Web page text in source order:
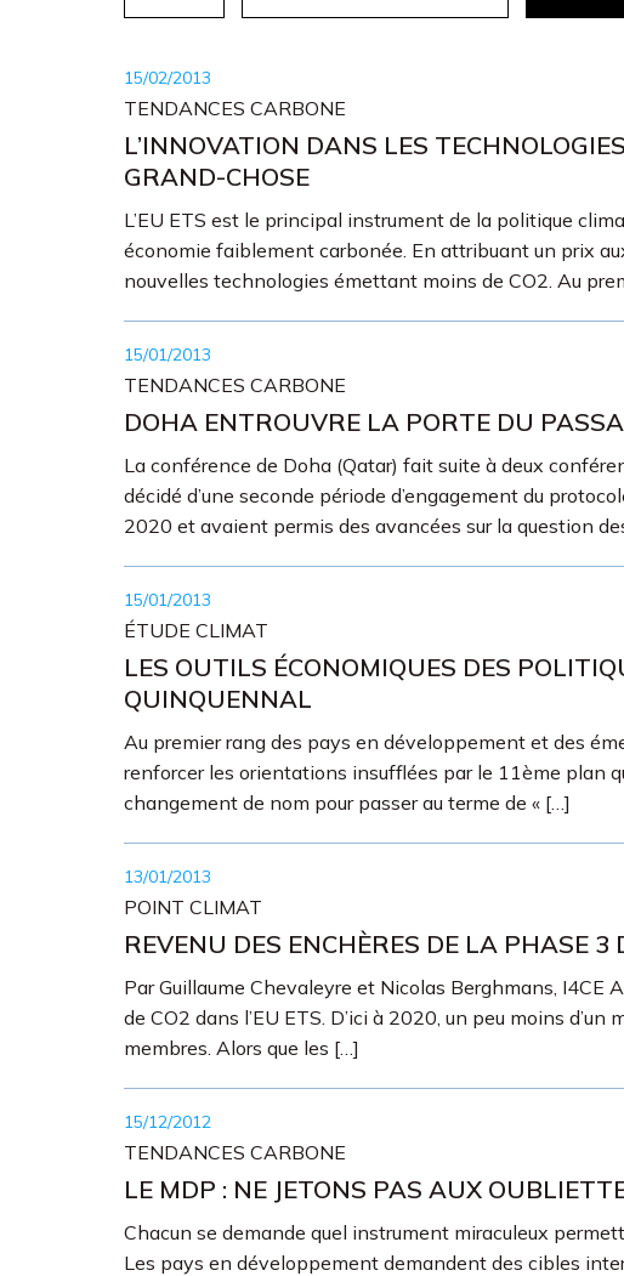
15/02/2013
TENDANCES CARBONE
L’INNOVATION DANS LES
GRAND-CHOSE
L’EU ETS est le principal instrument de la politique
économie faiblement carbonée. En attribuant un prix
nouvelles technologies émettant moins de CO2. Au
15/01/2013
TENDANCES CARBONE
DOHA ENTROUVRE LA PORTE DU
La conférence de Doha (Qatar) fait suite à deux
décidé d’une seconde période d’engagement du
2020 et avaient permis des avancées sur la question
15/01/2013
ÉTUDE CLIMAT
LES OUTILS ÉCONOMIQUES DES
QUINQUENNAL
Au premier rang des pays en développement et des
renforcer les orientations insufflées par le 11ème plan
changement de nom pour passer au terme de « […]
13/01/2013
POINT CLIMAT
REVENU DES ENCHÈRES DE LA PHASE 3
Par Guillaume Chevaleyre et Nicolas Berghmans,
de CO2 dans l’EU ETS. D’ici à 2020, un peu moins
membres. Alors que les […]
15/12/2012
TENDANCES CARBONE
LE MDP : NE JETONS PAS AUX
Chacun se demande quel instrument miraculeux
Les pays en développement demandent des cibles